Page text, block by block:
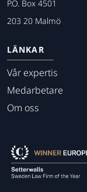
P.O. Box 4501
203 20 Malmö
LÄNKAR
Vår expertis
Medarbetare
Om oss